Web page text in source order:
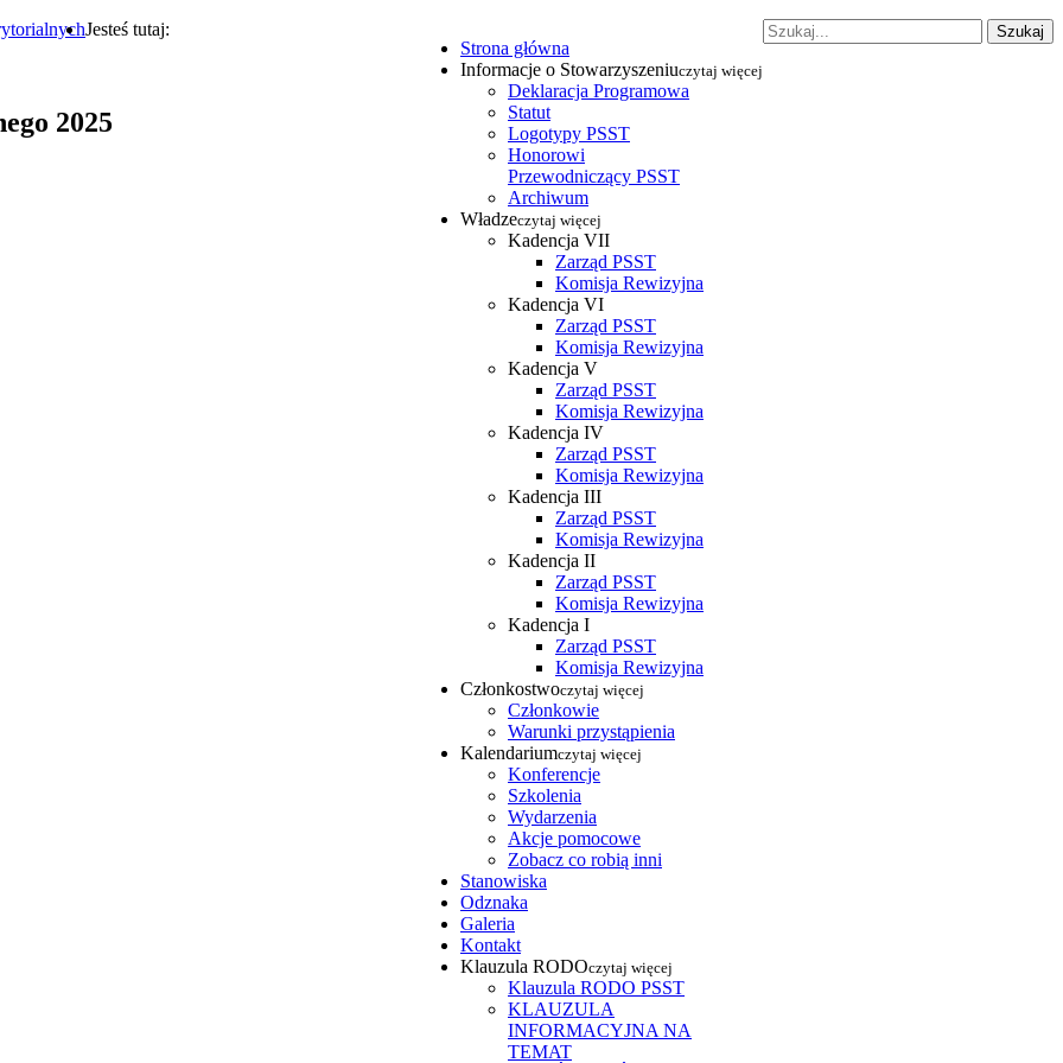
Szukaj
Strona główna
Informacje o Stowarzyszeniuczytaj więcej
Deklaracja Programowa
Statut
Logotypy PSST
Honorowi
Przewodniczący PSST
Archiwum
Władzeczytaj więcej
Kadencja VII
Zarząd PSST
Komisja Rewizyjna
Kadencja VI
Zarząd PSST
Komisja Rewizyjna
Kadencja V
Zarząd PSST
Komisja Rewizyjna
Kadencja IV
Zarząd PSST
Komisja Rewizyjna
Kadencja III
Zarząd PSST
Komisja Rewizyjna
Kadencja II
Zarząd PSST
Komisja Rewizyjna
Kadencja I
Zarząd PSST
Komisja Rewizyjna
Członkostwoczytaj więcej
Członkowie
Warunki przystąpienia
Kalendariumczytaj więcej
Konferencje
Szkolenia
Wydarzenia
Akcje pomocowe
Zobacz co robią inni
Stanowiska
Odznaka
Galeria
Kontakt
Klauzula RODOczytaj więcej
Klauzula RODO PSST
KLAUZULA
INFORMACYJNA NA
TEMAT
Jesteś tutaj:
2025